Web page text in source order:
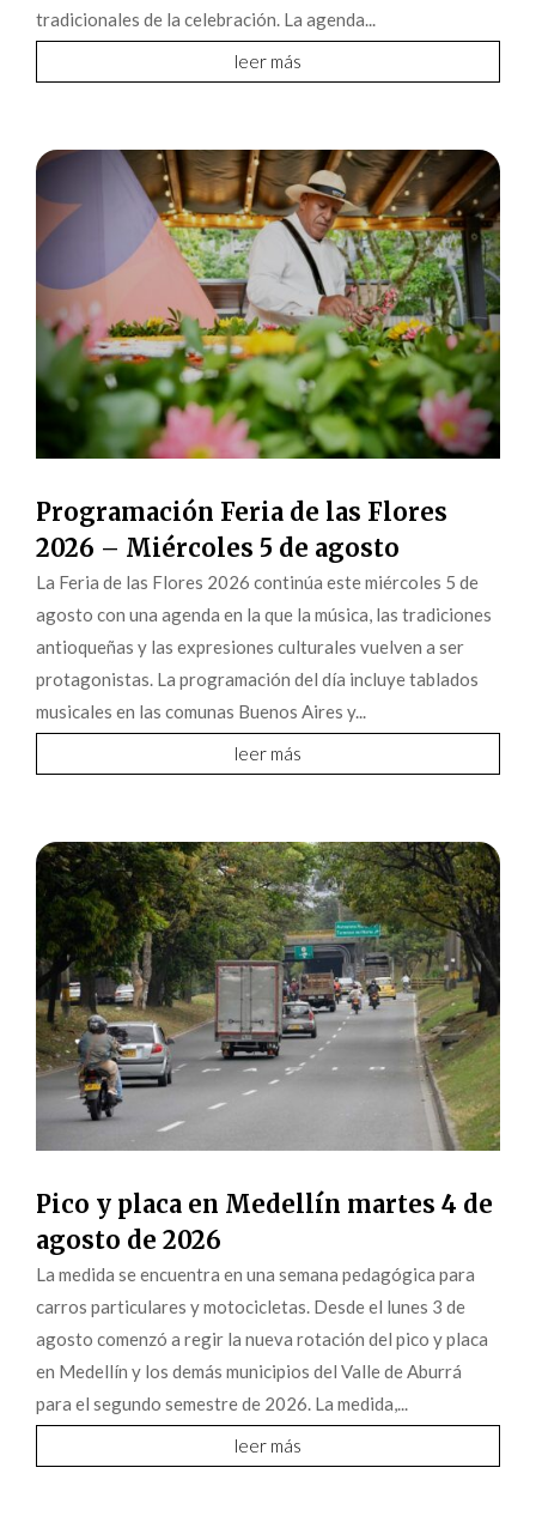
tradicionales de la celebración. La agenda...
leer más
Programación Feria de las Flores
2026 – Miércoles 5 de agosto
La Feria de las Flores 2026 continúa este miércoles 5 de
agosto con una agenda en la que la música, las tradiciones
antioqueñas y las expresiones culturales vuelven a ser
protagonistas. La programación del día incluye tablados
musicales en las comunas Buenos Aires y...
leer más
Pico y placa en Medellín martes 4 de
agosto de 2026
La medida se encuentra en una semana pedagógica para
carros particulares y motocicletas. Desde el lunes 3 de
agosto comenzó a regir la nueva rotación del pico y placa
en Medellín y los demás municipios del Valle de Aburrá
para el segundo semestre de 2026. La medida,...
leer más